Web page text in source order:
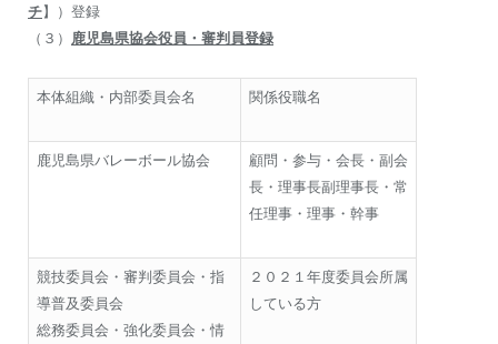
チ】）登録
（３） 鹿児島県協会役員・審判員登録
本体組織・内部委員会名 関係役職名
鹿児島県バレーボール協会
顧問・参与・会長・副会
長・理事長副理事長・常
任理事・理事・幹事
競技委員会・審判委員会・指
導普及委員会
総務委員会・強化委員会・情
２０２１年度委員会所属
している方